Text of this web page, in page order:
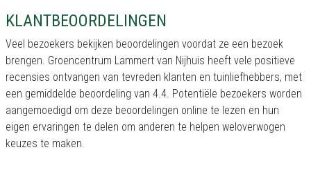
KLANTBEOORDELINGEN
Veel bezoekers bekijken beoordelingen voordat ze een bezoek
brengen. Groencentrum Lammert van Nijhuis heeft vele positieve
recensies ontvangen van tevreden klanten en tuinliefhebbers, met
een gemiddelde beoordeling van 4.4. Potentiële bezoekers worden
aangemoedigd om deze beoordelingen online te lezen en hun
eigen ervaringen te delen om anderen te helpen weloverwogen
keuzes te maken.